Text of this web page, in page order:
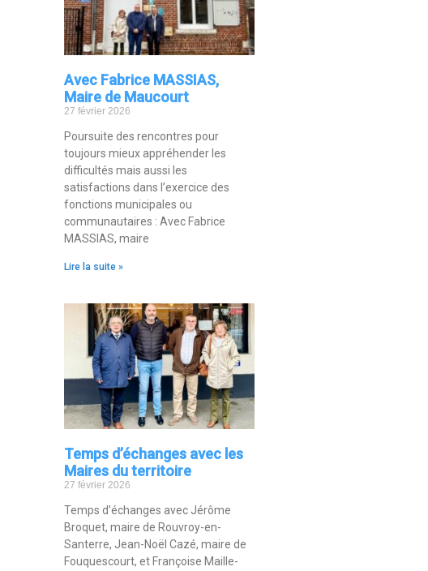
Avec Fabrice MASSIAS,
Maire de Maucourt
27 février 2026
Poursuite des rencontres pour
toujours mieux appréhender les
difficultés mais aussi les
satisfactions dans l’exercice des
fonctions municipales ou
communautaires : Avec Fabrice
MASSIAS, maire
Lire la suite »
Temps d’échanges avec les
Maires du territoire
27 février 2026
Temps d’échanges avec Jérôme
Broquet, maire de Rouvroy-en-
Santerre, Jean-Noël Cazé, maire de
Fouquescourt, et Françoise Maille-